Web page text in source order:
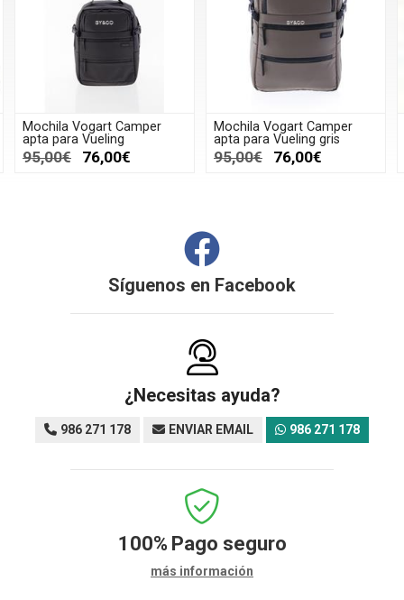
Mochila Vogart Camper
apta para Vueling
95,00€ 76,00€
Mochila Vogart Camper
apta para Vueling gris
95,00€ 76,00€
Síguenos en Facebook
¿Necesitas ayuda?
986 271 178 ENVIAR EMAIL 986 271 178
100% Pago seguro
más información